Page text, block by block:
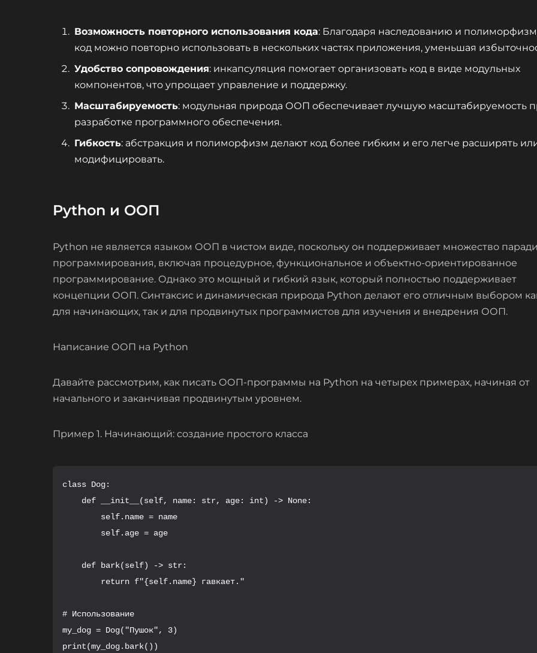
Возможность повторного использования кода: Благодаря наследованию и
код можно повторно использовать в нескольких частях приложения, уменьшая
Удобство сопровождения: инкапсуляция помогает организовать код в виде модульных
компонентов, что упрощает управление и поддержку.
Масштабируемость: модульная природа ООП обеспечивает лучшую масштабируемость
разработке программного обеспечения.
Гибкость: абстракция и полиморфизм делают код более гибким и его легче расширять
модифицировать.
Python и ООП
Python не является языком ООП в чистом виде, поскольку он поддерживает множество
программирования, включая процедурное, функциональное и объектно-ориентированное
программирование. Однако это мощный и гибкий язык, который полностью поддерживает
концепции ООП. Синтаксис и динамическая природа Python делают его отличным выбором
для начинающих, так и для продвинутых программистов для изучения и внедрения ООП.
Написание ООП на Python
Давайте рассмотрим, как писать ООП-программы на Python на четырех примерах, начиная от
начального и заканчивая продвинутым уровнем.
Пример 1. Начинающий: создание простого класса
class Dog:
    def __init__(self, name: str, age: int) -> None:
        self.name = name
        self.age = age
    def bark(self) -> str:
        return f"{self.name} гавкает."
# Использование
my_dog = Dog("Пушок", 3)
print(my_dog.bark())